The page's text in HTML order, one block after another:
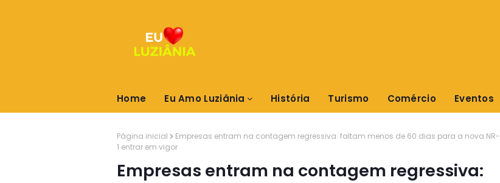
Home Eu Amo Luziânia História Turismo Comércio Eventos
Página inicial
Empresas entram na contagem regressiva: faltam menos de 60 dias para a nova NR-
1 entrar em vigor
Empresas entram na contagem regressiva: